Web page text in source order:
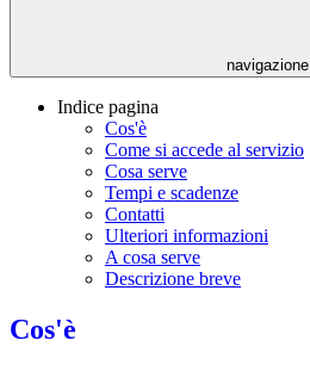
navigazione
Indice pagina
Cos'è
Come si accede al servizio
Cosa serve
Tempi e scadenze
Contatti
Ulteriori informazioni
A cosa serve
Descrizione breve
Cos'è